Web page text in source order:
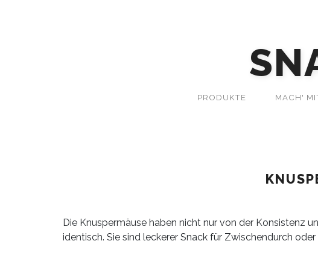
PRODUKTE MACH'
Die Knuspermäuse haben nicht nur von der Konsistenz
identisch. Sie sind leckerer Snack für Zwischendurch